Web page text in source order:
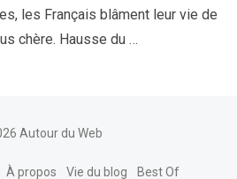
les Français blâment leur vie de
chère. Hausse du …
Autour du Web
À propos Vie du blog Best Of